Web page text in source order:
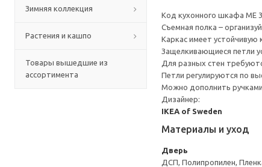
Зимняя коллекция
Растения и кашпо
Товары вышедшие из
ассортимента
Код кухонного шкафа ME
Съемная полка –
Каркас имеет
Защелкивающиеся петли
Для разных стен
Петли регулируются по
Можно дополнить
Дизайнер:
IKEA of Sweden
Материалы и уход
Дверь
ДСП, Полипропилен,